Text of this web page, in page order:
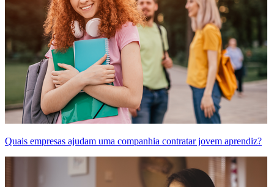
Quais empresas ajudam uma companhia contratar jovem aprendiz?